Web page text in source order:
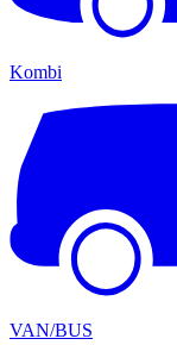
Kombi
VAN/BUS